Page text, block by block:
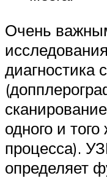
Очень
диагностика
одного и
процесса).
определяет